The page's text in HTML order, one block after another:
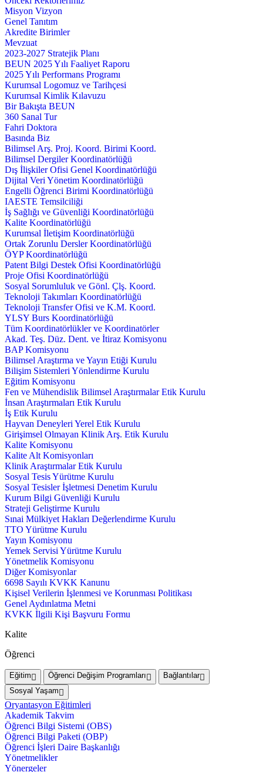
Misyon Vizyon
Genel Tanıtım
Akredite Birimler
Mevzuat
2023-2027 Stratejik Planı
BEUN 2025 Yılı Faaliyet Raporu
2025 Yılı Performans Programı
Kurumsal Logomuz ve Tarihçesi
Kurumsal Kimlik Kılavuzu
Bir Bakışta BEUN
360 Sanal Tur
Fahri Doktora
Basında Biz
Bilimsel Arş. Proj. Koord. Birimi Koord.
Bilimsel Dergiler Koordinatörlüğü
Dış İlişkiler Ofisi Genel Koordinatörlüğü
Dijital Veri Yönetim Koordinatörlüğü
Engelli Öğrenci Birimi Koordinatörlüğü
IAESTE Temsilciliği
İş Sağlığı ve Güvenliği Koordinatörlüğü
Kalite Koordinatörlüğü
Kurumsal İletişim Koordinatörlüğü
Ortak Zorunlu Dersler Koordinatörlüğü
ÖYP Koordinatörlüğü
Patent Bilgi Destek Ofisi Koordinatörlüğü
Proje Ofisi Koordinatörlüğü
Sosyal Sorumluluk ve Gönl. Çlş. Koord.
Teknoloji Takımları Koordinatörlüğü
Teknoloji Transfer Ofisi ve K.M. Koord.
YLSY Burs Koordinatörlüğü
Tüm Koordinatörlükler ve Koordinatörler
Akad. Teş. Düz. Dent. ve İtiraz Komisyonu
BAP Komisyonu
Bilimsel Araştırma ve Yayın Etiği Kurulu
Bilişim Sistemleri Yönlendirme Kurulu
Eğitim Komisyonu
Fen ve Mühendislik Bilimsel Araştırmalar Etik Kurulu
İnsan Araştırmaları Etik Kurulu
İş Etik Kurulu
Hayvan Deneyleri Yerel Etik Kurulu
Girişimsel Olmayan Klinik Arş. Etik Kurulu
Kalite Komisyonu
Kalite Alt Komisyonları
Klinik Araştırmalar Etik Kurulu
Sosyal Tesis Yürütme Kurulu
Sosyal Tesisler İşletmesi Denetim Kurulu
Kurum Bilgi Güvenliği Kurulu
Strateji Geliştirme Kurulu
Sınai Mülkiyet Hakları Değerlendirme Kurulu
TTO Yürütme Kurulu
Yayın Komisyonu
Yemek Servisi Yürütme Kurulu
Yönetmelik Komisyonu
Diğer Komisyonlar
6698 Sayılı KVKK Kanunu
Kişisel Verilerin İşlenmesi ve Korunması Politikası
Genel Aydınlatma Metni
KVKK İlgili Kişi Başvuru Formu
Kalite
Öğrenci
Eğitim Öğrenci Değişim Programları
Bağlantılar
Sosyal Yaşam
Oryantasyon Eğitimleri
Akademik Takvim
Öğrenci Bilgi Sistemi (OBS)
Öğrenci Bilgi Paketi (OBP)
Öğrenci İşleri Daire Başkanlığı
Yönetmelikler
Yönergeler